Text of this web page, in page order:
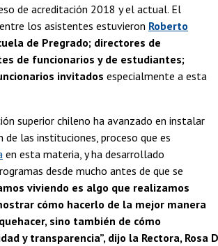
de acreditación 2018 y el actual. El
entre los asistentes estuvieron Roberto
de Pregrado; directores de
de funcionarios y de estudiantes;
invitados especialmente a esta
superior chileno ha avanzado en instalar
las instituciones, proceso que es
en esta materia, y ha desarrollado
desde mucho antes de que se
viviendo es algo que realizamos
cómo hacerlo de la mejor manera
sino también de cómo
y transparencia”, dijo la Rectora, Rosa